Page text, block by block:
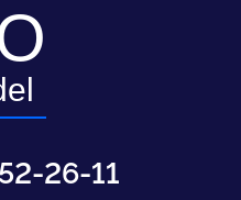
26-11